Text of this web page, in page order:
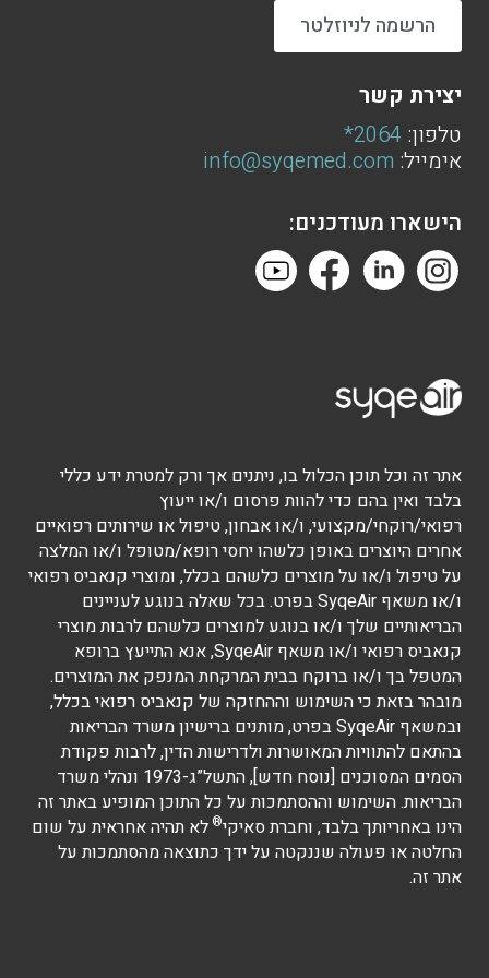
הרשמה לניוזלטר
יצירת קשר
טלפון: 2064*
אימייל: info@syqemed.com
הישארו מעודכנים:
אתר זה וכל תוכן הכלול בו, ניתנים אך ורק למטרת ידע כללי
בלבד ואין בהם כדי להוות פרסום ו/או ייעוץ
רפואי/רוקחי/מקצועי, ו/או אבחון, טיפול או שירותים רפואיים
אחרים היוצרים באופן כלשהו יחסי רופא/מטופל ו/או המלצה
על טיפול ו/או על מוצרים כלשהם בכלל, ומוצרי קנאביס רפואי
ו/או משאף SyqeAir בפרט. בכל שאלה בנוגע לעניינים
הבריאותיים שלך ו/או בנוגע למוצרים כלשהם לרבות מוצרי
קנאביס רפואי ו/או משאף SyqeAir, אנא התייעץ ברופא
המטפל בך ו/או ברוקח בבית המרקחת המנפק את המוצרים.
מובהר בזאת כי השימוש וההחזקה של קנאביס רפואי בכלל,
ובמשאף SyqeAir בפרט, מותנים ברישיון משרד הבריאות
בהתאם להתוויות המאושרות ולדרישות הדין, לרבות פקודת
הסמים המסוכנים [נוסח חדש], התשל”ג-1973 ונהלי משרד
הבריאות. השימוש וההסתמכות על כל התוכן המופיע באתר זה
הינו באחריותך בלבד, וחברת סאיקי® לא תהיה אחראית על שום
החלטה או פעולה שננקטה על ידך כתוצאה מהסתמכות על
אתר זה.